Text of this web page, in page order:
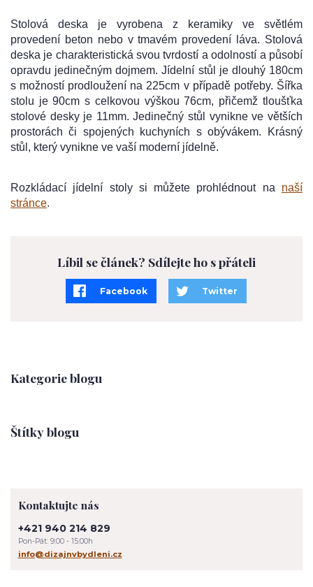
Kategorie blogu
Štítky blogu
Kontaktujte nás
+421 940 214 829
Pon-Pát: 9:00 - 15:00h
info@dizajnvbydleni.cz
Stolová deska je vyrobena z keramiky ve světlém
provedení beton nebo v tmavém provedení láva. Stolová
deska je charakteristická svou tvrdostí a odolností a působí
opravdu jedinečným dojmem. Jídelní stůl je dlouhý 180cm
s možností prodloužení na 225cm v případě potřeby. Šířka
stolu je 90cm s celkovou výškou 76cm, přičemž tloušťka
stolové desky je 11mm. Jedinečný stůl vynikne ve větších
prostorách či spojených kuchyních s obývákem. Krásný
stůl, který vynikne ve vaší moderní jídelně.
Rozkládací jídelní stoly si můžete prohlédnout na naší
stránce.
Líbil se článek? Sdílejte ho s přáteli
Facebook Twitter